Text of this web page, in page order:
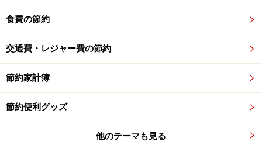
加湿器はまずクエン酸などでカルキ汚れを取る
扱い説明書を必ず確認してほしいのですが、多くの製品
が水のカルキ汚れを取るためにクエン酸洗浄をするよう
食費の節約
交通費・レジャー費の節約
節約家計簿
節約便利グッズ
他のテーマも見る